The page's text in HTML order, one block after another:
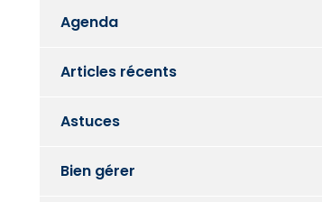
Agenda
Articles récents
Astuces
Bien gérer